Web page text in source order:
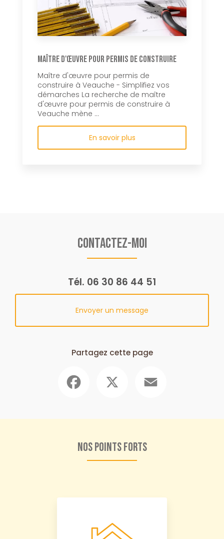
Maître d'œuvre pour permis de construire
Maître d'œuvre pour permis de
construire à Veauche - Simplifiez vos
démarches La recherche de maître
d'œuvre pour permis de construire à
Veauche mène ...
En savoir plus
Contactez-moi
Tél. 06 30 86 44 51
Envoyer un message
Partagez cette page
Nos points forts